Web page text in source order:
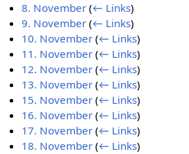
8. November (← Links)
9. November (← Links)
10. November (← Links)
11. November (← Links)
12. November (← Links)
13. November (← Links)
15. November (← Links)
16. November (← Links)
17. November (← Links)
18. November (← Links)